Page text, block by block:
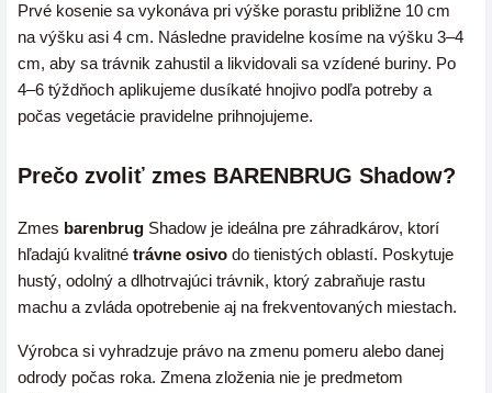
Prvé kosenie sa vykonáva pri výške porastu približne 10 cm
na výšku asi 4 cm. Následne pravidelne kosíme na výšku 3–4
cm, aby sa trávnik zahustil a likvidovali sa vzídené buriny. Po
4–6 týždňoch aplikujeme dusíkaté hnojivo podľa potreby a
počas vegetácie pravidelne prihnojujeme.
Prečo zvoliť zmes BARENBRUG Shadow?
Zmes barenbrug Shadow je ideálna pre záhradkárov, ktorí
hľadajú kvalitné trávne osivo do tienistých oblastí. Poskytuje
hustý, odolný a dlhotrvajúci trávnik, ktorý zabraňuje rastu
machu a zvláda opotrebenie aj na frekventovaných miestach.
Výrobca si vyhradzuje právo na zmenu pomeru alebo danej
odrody počas roka. Zmena zloženia nie je predmetom